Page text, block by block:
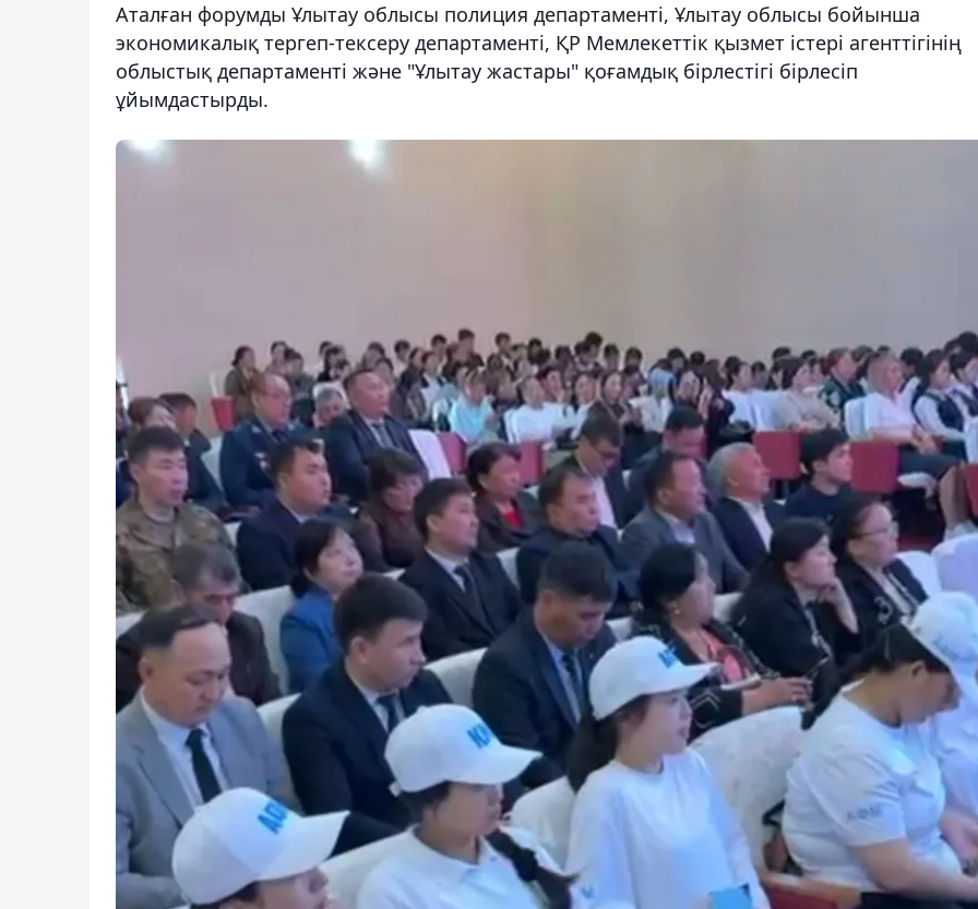
Аталған форумды Ұлытау облысы полиция департаменті, Ұлытау облысы бойынша
экономикалық тергеп-тексеру департаменті, ҚР Мемлекеттік қызмет істері агенттігінің
облыстық департаменті және "Ұлытау жастары" қоғамдық бірлестігі бірлесіп
ұйымдастырды.